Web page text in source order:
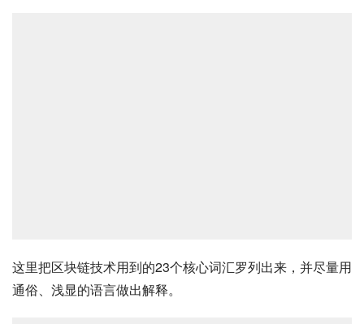
这里把区块链技术用到的23个核心词汇罗列出来，并尽量用
通俗、浅显的语言做出解释。